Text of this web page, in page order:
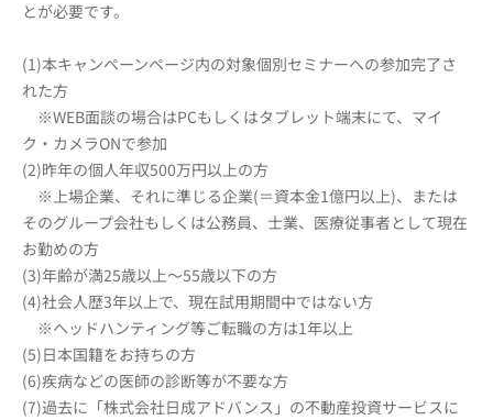
とが必要です。
(1)本キャンペーンページ内の対象個別セミナーへの参加完了さ
れた方
※WEB面談の場合はPCもしくはタブレット端末にて、マイ
ク・カメラONで参加
(2)昨年の個人年収500万円以上の方
※上場企業、それに準じる企業(＝資本金1億円以上)、または
そのグループ会社もしくは公務員、士業、医療従事者として現在
お勤めの方
(3)年齢が満25歳以上～55歳以下の方
(4)社会人歴3年以上で、現在試用期間中ではない方
※ヘッドハンティング等ご転職の方は1年以上
(5)日本国籍をお持ちの方
(6)疾病などの医師の診断等が不要な方
(7)過去に「株式会社日成アドバンス」の不動産投資サービスに